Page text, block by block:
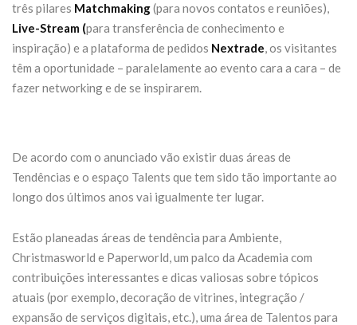
três pilares Matchmaking(para novos contatos e reuniões),
Live-Stream (para transferência de conhecimento e
inspiração) e a plataforma de pedidos Nextrade, os visitantes
têm a oportunidade – paralelamente ao evento cara a cara – de
fazer networking e de se inspirarem.
De acordo com o anunciado vão existir duas áreas de
Tendências e o espaço Talents que tem sido tão importante ao
longo dos últimos anos vai igualmente ter lugar.
Estão planeadas áreas de tendência para Ambiente,
Christmasworld e Paperworld, um palco da Academia com
contribuições interessantes e dicas valiosas sobre tópicos
atuais (por exemplo, decoração de vitrines, integração /
expansão de serviços digitais, etc.), uma área de Talentos para